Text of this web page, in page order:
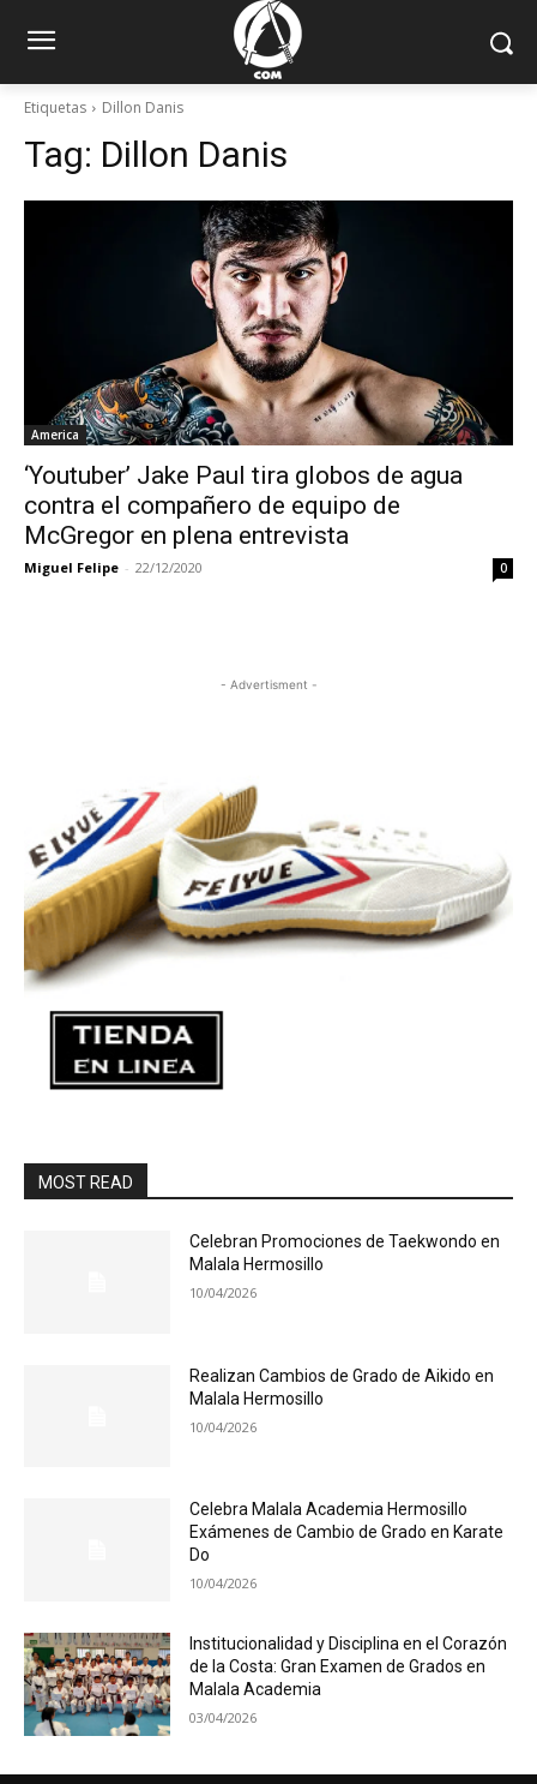
Etiquetas Dillon Danis
Tag: Dillon Danis
America
‘Youtuber’ Jake Paul tira globos de agua
contra el compañero de equipo de
McGregor en plena entrevista
Miguel Felipe - 22/12/2020 0
- Advertisment -
MOST READ
Celebran Promociones de Taekwondo en
Malala Hermosillo
10/04/2026
Realizan Cambios de Grado de Aikido en
Malala Hermosillo
10/04/2026
Celebra Malala Academia Hermosillo
Exámenes de Cambio de Grado en Karate
Do
10/04/2026
Institucionalidad y Disciplina en el Corazón
de la Costa: Gran Examen de Grados en
Malala Academia
03/04/2026